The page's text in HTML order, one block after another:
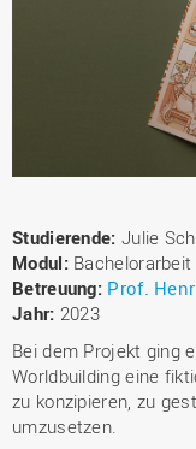
Studierende: Julie
Modul:Bachelorarbeit
Betreuung: Prof.
Jahr: 2023
Bei dem Projekt ging
Worldbuilding eine
zu konzipieren, zu
umzusetzen.